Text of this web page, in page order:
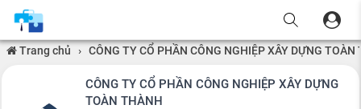
Trang chủ › CÔNG TY CỔ PHẦN CÔNG NGHIỆP XÂY DỰNG TOÀN
CÔNG TY CỔ PHẦN CÔNG NGHIỆP XÂY DỰNG
TOÀN THÀNH